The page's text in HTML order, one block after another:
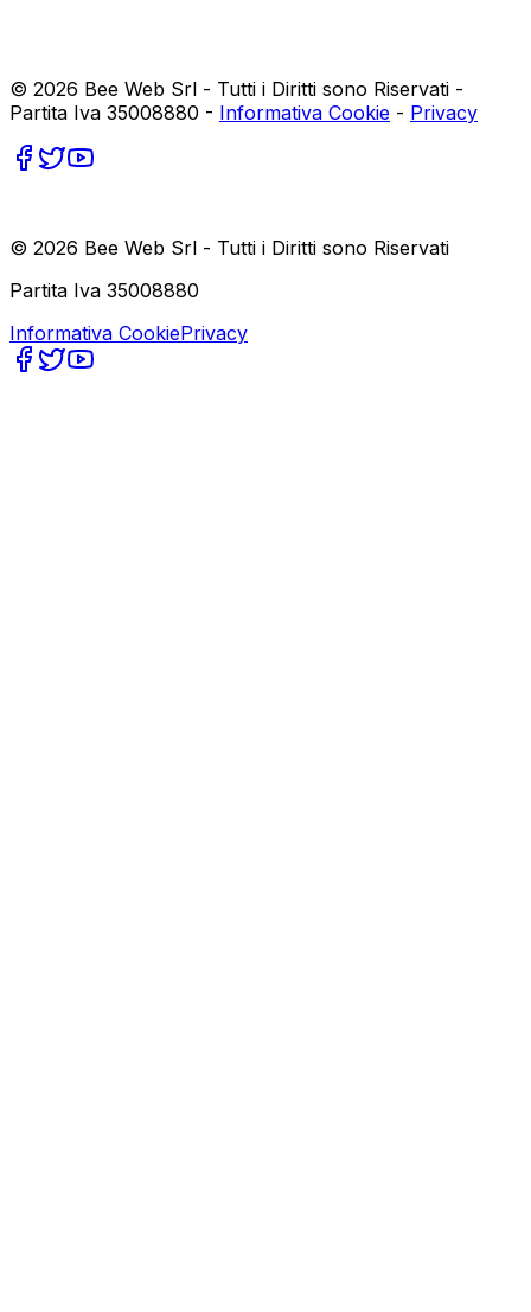
© 2026 Bee Web Srl - Tutti i Diritti sono Riservati -
Partita Iva 35008880 - Informativa Cookie - Privacy
© 2026 Bee Web Srl - Tutti i Diritti sono Riservati
Partita Iva 35008880
Informativa CookiePrivacy